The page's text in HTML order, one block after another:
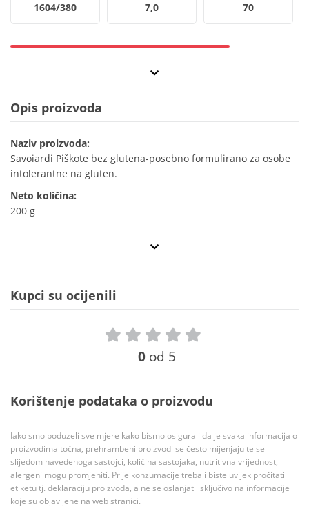
1604/380 7,0 70
Opis proizvoda
Naziv proizvoda:
Savoiardi Piškote bez glutena-posebno formulirano za osobe
intolerantne na gluten.
Neto količina:
200 g
Kupci su ocijenili
0 od 5
Korištenje podataka o proizvodu
Iako smo poduzeli sve mjere kako bismo osigurali da je svaka informacija o
proizvodima točna, prehrambeni proizvodi se često mijenjaju te se
slijedom navedenoga sastojci, količina sastojaka, nutritivna vrijednost,
alergeni mogu promjeniti. Prije konzumacije trebali biste uvijek pročitati
etiketu tj. deklaraciju proizvoda, a ne se oslanjati isključivo na informacije
koje su objavljene na web stranici.